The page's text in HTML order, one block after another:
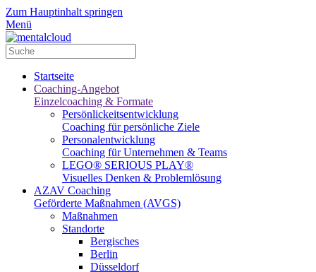
Zum Hauptinhalt springen
Menü
Startseite
Coaching-Angebot
Einzelcoaching & Formate
Persönlickeitsentwicklung
Coaching für persönliche Ziele
Personalentwicklung
Coaching für Unternehmen & Teams
LEGO® SERIOUS PLAY®
Visuelles Denken & Problemlösung
AZAV Coaching
Geförderte Maßnahmen (AVGS)
Maßnahmen
Standorte
Bergisches
Berlin
Düsseldorf